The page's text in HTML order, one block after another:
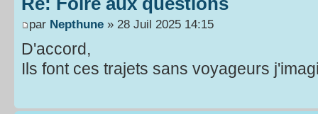
par Nepthune » 28 Juil 2025 14:15
D'accord,
Ils font ces trajets sans voyageurs